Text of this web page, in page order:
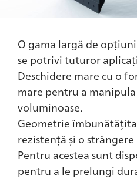
O gama largă de
se potrivi tuturor
Deschidere mare cu o
mare pentru a
voluminoase.
Geometrie
rezistență și o
Pentru acestea sunt
pentru a le prelungi